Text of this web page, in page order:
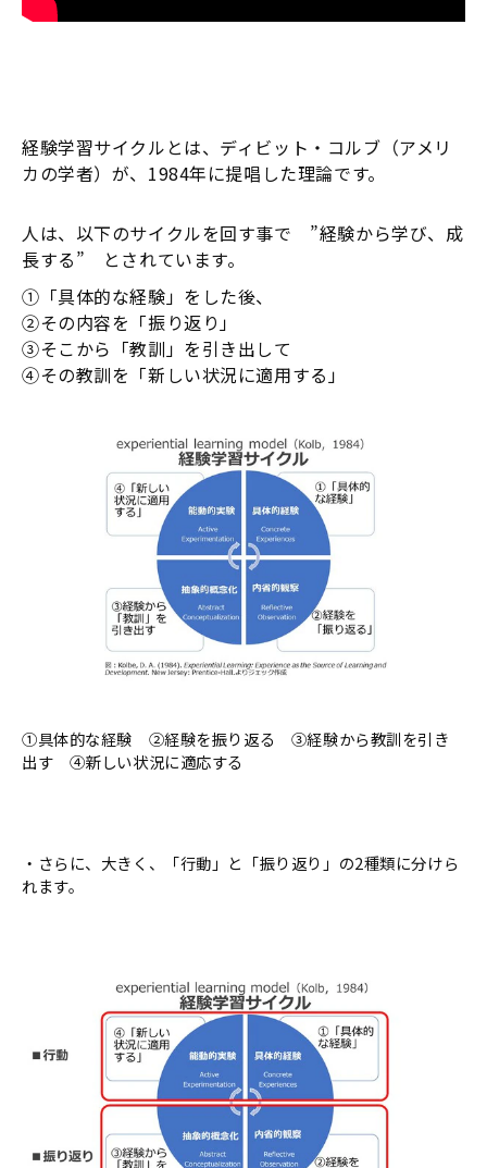
経験学習サイクルとは、ディビット・コルブ（アメリ
カの学者）が、1984年に提唱した理論です。
人は、以下のサイクルを回す事で ”経験から学び、成
長する” とされています。
①「具体的な経験」をした後、
②その内容を「振り返り」
③そこから「教訓」を引き出して
④その教訓を「新しい状況に適用する」
①具体的な経験 ②経験を振り返る ③経験から教訓を引き
出す ④新しい状況に適応する
・さらに、大きく、「行動」と「振り返り」の2種類に分けら
れます。